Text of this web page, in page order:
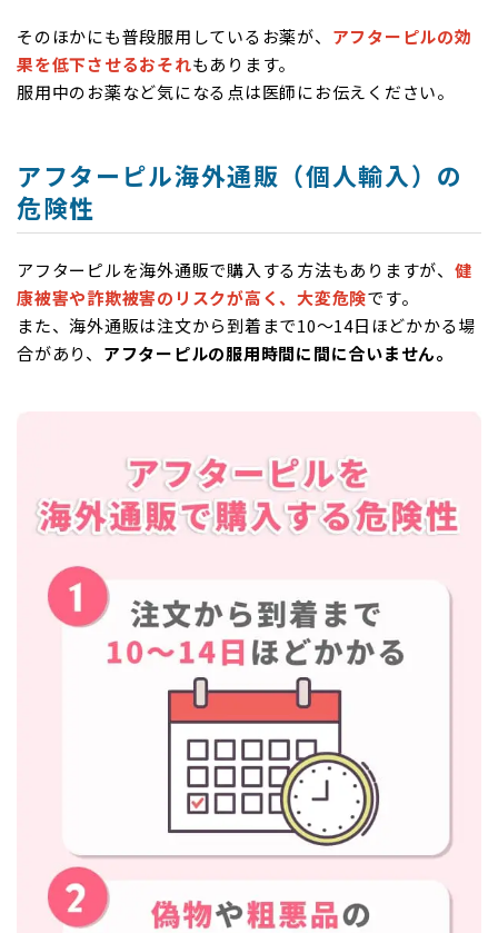
そのほかにも普段服用しているお薬が、 アフターピルの効
果を低下させるおそれもあります。
服用中のお薬など気になる点は医師にお伝えください。
アフターピル海外通販（個人輸入）の
危険性
アフターピルを海外通販で購入する方法もありますが、 健
康被害や詐欺被害のリスクが高く、大変危険です。
また、海外通販は注文から到着まで10〜14日ほどかかる場
合があり、 アフターピルの服用時間に間に合いません。